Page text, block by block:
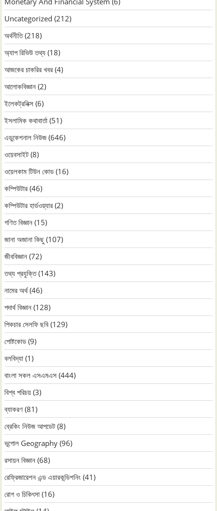
Uncategorized (212)
অর্থনীতি(218)
অ্যাপ রিভিউ তথ্য (18)
আজকের চাকরির খবর (4)
আলোকবিজ্ঞান (2)
ইলেকট্রনিক্স (6)
ইসলামিক কথাবার্তা (51)
এডুকেশনাল নিউজ (646)
ওয়েবসাইট (8)
ওয়েলকাম টিউন কোড (16)
কম্পিউটার (46)
কম্পিউটার হার্ডওয়্যার (2)
গণিত বিজ্ঞান (15)
জানা অজানা কিছু (107)
জীববিজ্ঞান (72)
তথ্য প্রযুক্তি(143)
নামের অর্থ(46)
পদার্থ বিজ্ঞান (128)
পিকচার সেলফি ছবি (129)
পোষ্টকোড (9)
বলবিদ্যা (1)
বাংলা সকল এসএমএস (444)
বিশ্ব পরিচয় (3)
ব্যাকরণ (81)
ব্রেকিং নিউজ আপডেট (8)
ভূগোল Geography (96)
রসায়ন বিজ্ঞান (68)
রেফ্রিজারেশন এন্ড এয়ারকন্ডিশনিং (41)
রোগ ও চিকিৎসা (16)